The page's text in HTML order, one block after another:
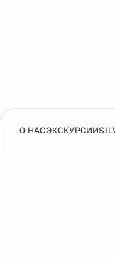
О НАСЭКСКУРСИИ